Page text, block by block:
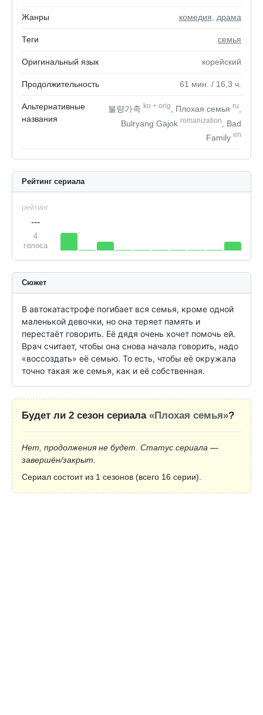
Жанры комедия драма
Теги семья
Оригинальный язык корейский
Продолжительность 61 мин. / 16,3 ч.
Альтернативные
названия
불량가족 ko + orig , Плохая семья ru
Bulryang Gajok romanization
, Bad
Family en
Рейтинг сериала
рейтинг
---
4
голоса
Сюжет
В автокатастрофе погибает вся семья, кроме одной
маленькой девочки, но она теряет память и
перестаёт говорить. Её дядя очень хочет помочь ей.
Врач считает, чтобы она снова начала говорить, надо
«воссоздать» её семью. То есть, чтобы её окружала
точно такая же семья, как и её собственная.
Будет ли 2 сезон сериала «Плохая семья»?
Нет, продолжения не будет. Статус сериала —
завершён/закрыт.
Сериал состоит из 1 сезонов (всего 16 серии).